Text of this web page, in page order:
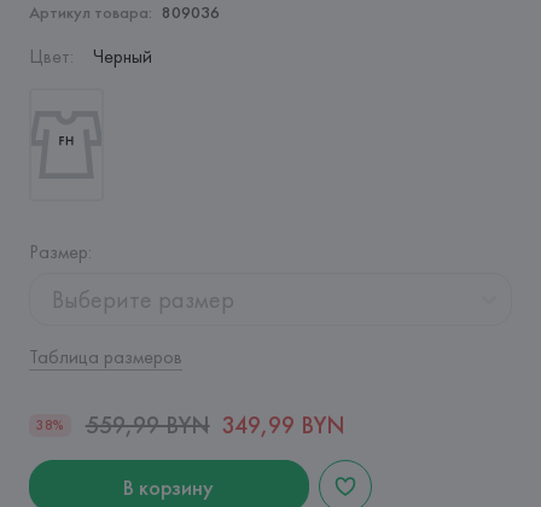
Артикул товара: 809036
Цвет: Черный
Размер:
Выберите размер
Таблица размеров
38% 559,99 BYN 349,99 BYN
В корзину